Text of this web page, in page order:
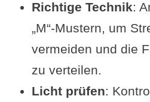
Richtige Technik:
„M“-Mustern, um
vermeiden und die
zu verteilen.
Licht prüfen: